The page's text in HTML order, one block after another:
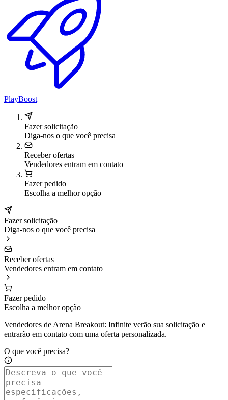
PlayBoost
Fazer solicitação
Diga-nos o que você precisa
Receber ofertas
Vendedores entram em contato
Fazer pedido
Escolha a melhor opção
Fazer solicitação
Diga-nos o que você precisa
Receber ofertas
Vendedores entram em contato
Fazer pedido
Escolha a melhor opção
Vendedores de Arena Breakout: Infinite verão sua solicitação e
entrarão em contato com uma oferta personalizada.
O que você precisa?